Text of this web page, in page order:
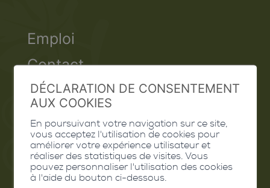
Emploi
Contact
Extranet
Valais Excellence
Commune de Conthey
DÉCLARATION DE CONSENTEMENT
AUX COOKIES
En poursuivant votre navigation sur ce site,
vous acceptez l'utilisation de cookies pour
améliorer votre expérience utilisateur et
réaliser des statistiques de visites. Vous
pouvez personnaliser l'utilisation des cookies
à l'aide du bouton ci-dessous.